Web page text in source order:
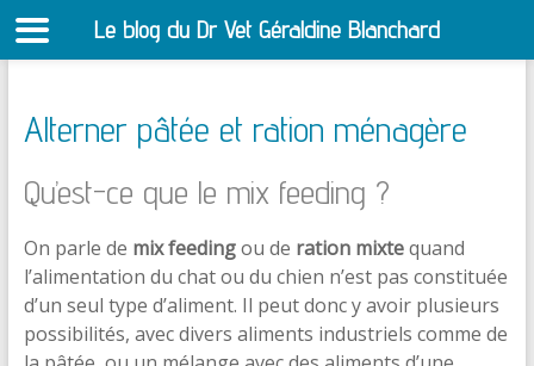
Alterner pâtée et ration ménagère
Qu’est-ce que le mix feeding ?
On parle de mix feedingou de ration mixtequand
l’alimentation du chat ou du chien n’est pas constituée
d’un seul type d’aliment. Il peut donc y avoir plusieurs
possibilités, avec divers aliments industriels comme de
Le blog du Dr Vet Géraldine Blanchard